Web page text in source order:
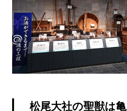
松尾大社の聖獣は亀